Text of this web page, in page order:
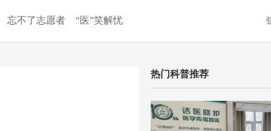
忘不了志愿者 “医”笑解忧
热门科普推荐